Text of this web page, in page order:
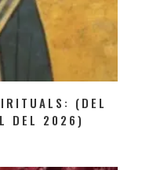
(DEL
DEL 2026)